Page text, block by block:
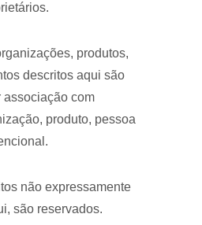
produtos,
descritos aqui são
associação com
produto, pessoa
não expressamente
são reservados.